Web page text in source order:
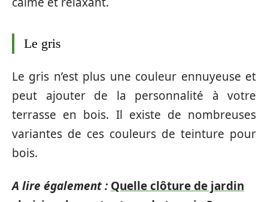
Le gris
Le gris n’est plus une couleur ennuyeuse et
peut ajouter de la personnalité à votre
terrasse en bois. Il existe de nombreuses
variantes de ces couleurs de teinture pour
bois.
A lire également : Quelle clôture de jardin